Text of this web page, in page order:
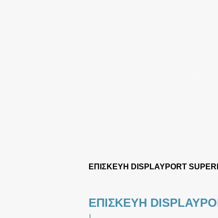
ΕΠΙΣΚΕΥΗ DISPLAYPORT
ΕΠΙΣΚΕΥΗ